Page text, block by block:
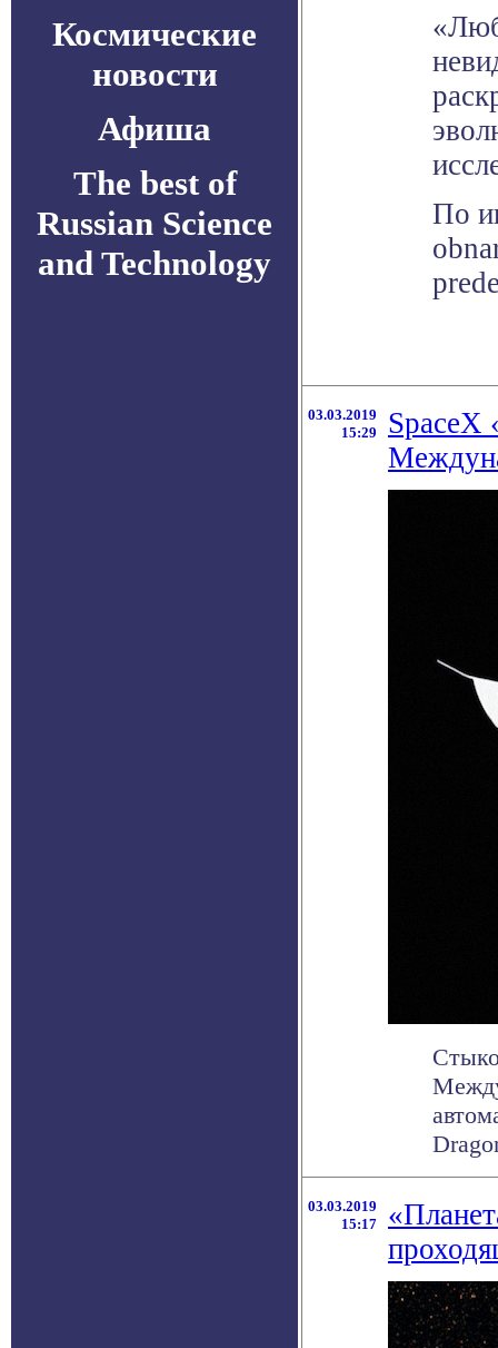
Космические
новости
Афиша
The best of
Russian Science
and Technology
По
03.03.2019
15:29
SpaceX
03.03.2019
15:17